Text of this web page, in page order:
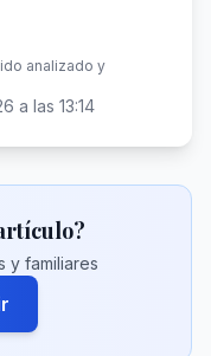
analizado y
a las 13:14
y familiares